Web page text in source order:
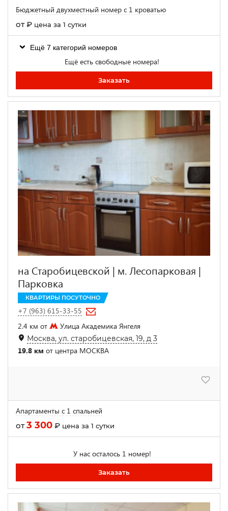
Бюджетный двухместный номер с 1 кроватью
от₽ цена за 1 сутки
Ещё 7 категорий номеров
Ещё есть свободные номера!
Заказать
на Старобицевской | м. Лесопарковая |
Парковка
КВАРТИРЫ ПОСУТОЧНО
+7 (963) 615-33-55
2.4 км от
Улица Академика Янгеля
Москва, ул. старобицевская, 19, д 3
19.8 км от центра МОСКВА
Апартаменты с 1 спальней
от3 300 ₽ цена за 1 сутки
У нас осталось 1 номер!
Заказать